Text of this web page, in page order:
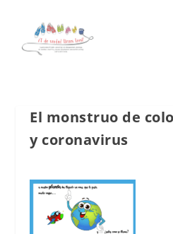
El monstruo de
y coronavirus